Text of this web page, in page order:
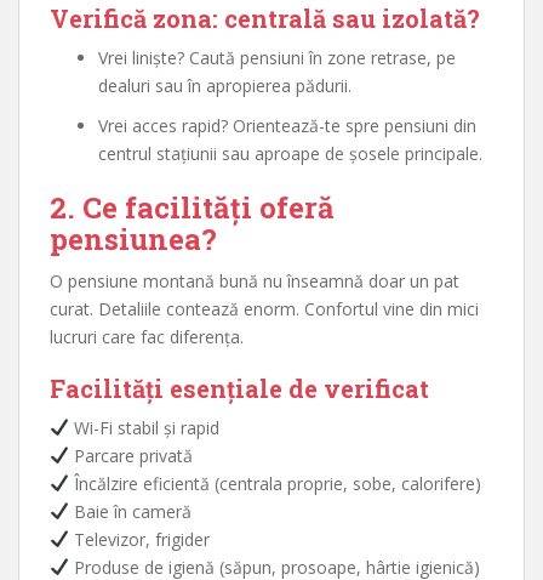
Verifică zona: centrală sau izolată?
Vrei liniște? Caută pensiuni în zone retrase, pe
dealuri sau în apropierea pădurii.
Vrei acces rapid? Orientează-te spre pensiuni din
centrul stațiunii sau aproape de șosele principale.
2. Ce facilități oferă
pensiunea?
O pensiune montană bună nu înseamnă doar un pat
curat. Detaliile contează enorm. Confortul vine din mici
lucruri care fac diferența.
Facilități esențiale de verificat
Wi-Fi stabil și rapid
Parcare privată
Încălzire eficientă (centrala proprie, sobe, calorifere)
Baie în cameră
Televizor, frigider
Produse de igienă (săpun, prosoape, hârtie igienică)